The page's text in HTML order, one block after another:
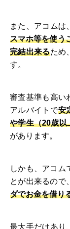
また、アコムは、
スマホ等を使う
完結出来るため
す。
審査基準も高い
アルバイトで安
や学生（20歳以
があります。
しかも、アコム
とが出来るので、
ダでお金を借り
最大手だけあり、